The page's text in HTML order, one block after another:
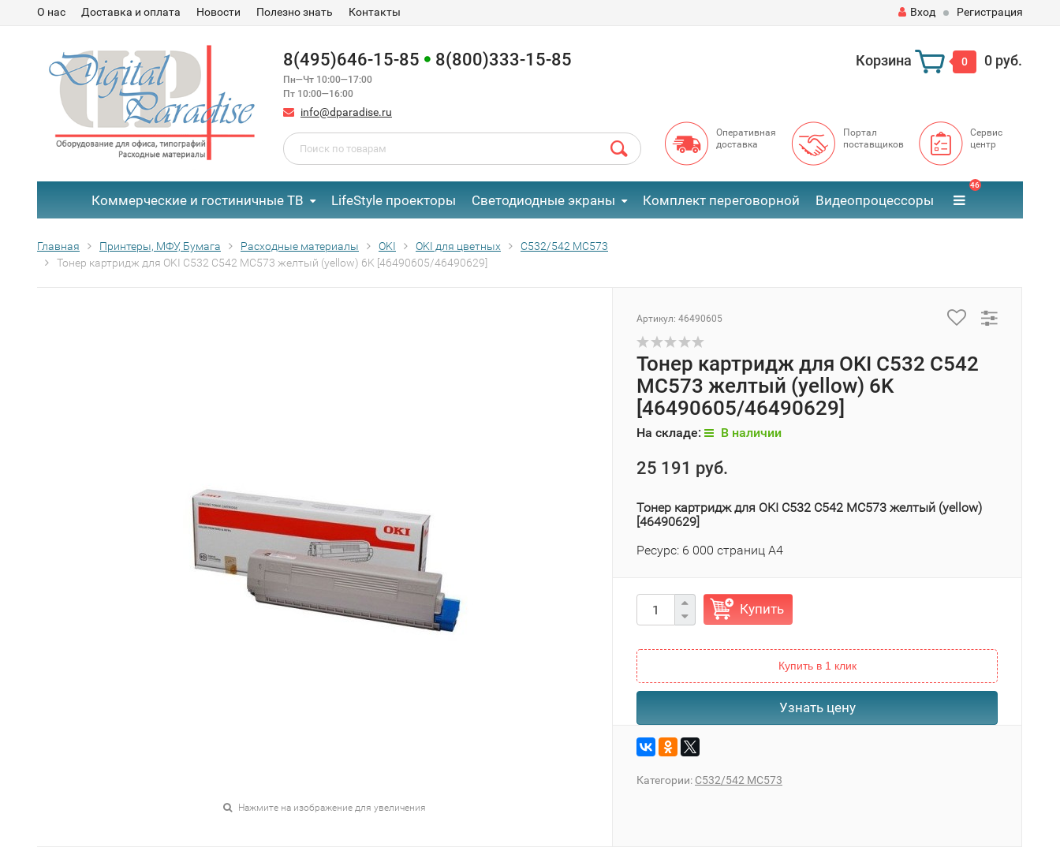
О нас Доставка и оплата Новости Полезно знать Контакты Вход Регистрация
8(495)646-15-85 8(800)333-15-85
Пн—Чт 10:00—17:00
Пт 10:00—16:00
info@dparadise.ru
Корзина 0 0 руб.
Оперативная
доставка
Портал
поставщиков
Сервис
центр
Коммерческие и гостиничные ТВ LifeStyle проекторы Светодиодные экраны Комплект переговорной Видеопроцессоры
46
Главная Принтеры, МФУ, Бумага Расходные материалы OKI OKI для цветных
C532/542 MC573
Тонер картридж для OKI C532 C542 MC573 желтый (yellow) 6K [46490605/46490629]
Нажмите на изображение для увеличения
Артикул: 46490605
Тонер картридж для OKI C532 C542
MC573 желтый (yellow) 6K
[46490605/46490629]
На складе: В наличии
25 191 руб.
Тонер картридж для OKI C532 C542 MC573 желтый (yellow)
[46490629]
Ресурс: 6 000 страниц А4
Купить
Купить в 1 клик
Узнать цену
Категории: C532/542 MC573